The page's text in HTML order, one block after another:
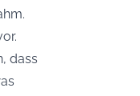
dass